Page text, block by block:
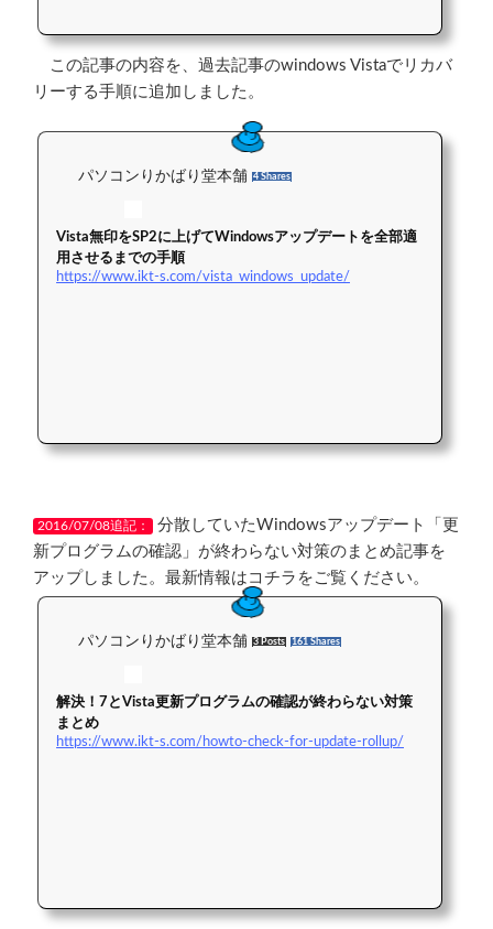
この記事の内容を、過去記事のwindows Vistaでリカバ
リーする手順に追加しました。
パソコンりかばり堂本舗 4 Shares
Vista無印をSP2に上げてWindowsアップデートを全部適
用させるまでの手順
https://www.ikt-s.com/vista_windows_update/
2016/07/08追記：
分散していたWindowsアップデート「更
新プログラムの確認」が終わらない対策のまとめ記事を
アップしました。最新情報はコチラをご覧ください。
パソコンりかばり堂本舗 3 Posts 161 Shares
解決！7とVista更新プログラムの確認が終わらない対策
まとめ
https://www.ikt-s.com/howto-check-for-update-rollup/